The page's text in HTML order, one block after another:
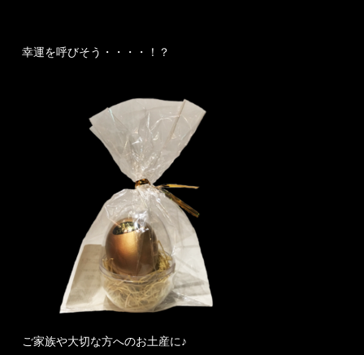
幸運を呼びそう・・・・！？
ご家族や大切な方へのお土産に♪